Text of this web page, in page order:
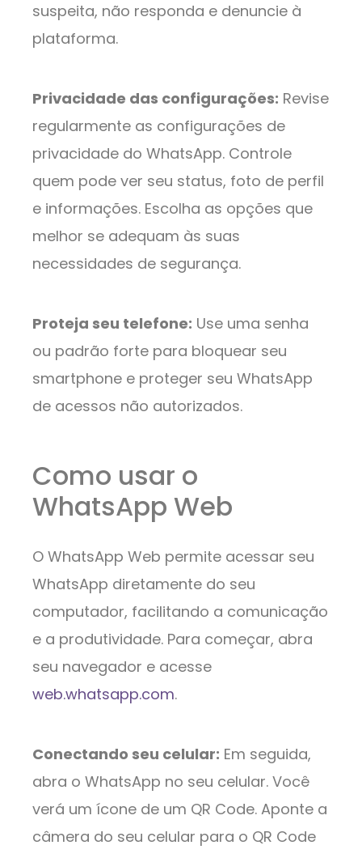
suspeita, não responda e denuncie à
plataforma.
Privacidade das configurações: Revise
regularmente as configurações de
privacidade do WhatsApp. Controle
quem pode ver seu status, foto de perfil
e informações. Escolha as opções que
melhor se adequam às suas
necessidades de segurança.
Proteja seu telefone: Use uma senha
ou padrão forte para bloquear seu
smartphone e proteger seu WhatsApp
de acessos não autorizados.
Como usar o
WhatsApp Web
O WhatsApp Web permite acessar seu
WhatsApp diretamente do seu
computador, facilitando a comunicação
e a produtividade. Para começar, abra
seu navegador e acesse
web.whatsapp.com.
Conectando seu celular: Em seguida,
abra o WhatsApp no seu celular. Você
verá um ícone de um QR Code. Aponte a
câmera do seu celular para o QR Code